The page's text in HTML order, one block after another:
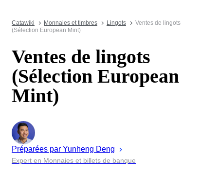
Catawiki Monnaies et timbres Lingots
Ventes de lingots
(Sélection European Mint)
Ventes de lingots
(Sélection European
Mint)
Préparées par Yunheng Deng
Expert en Monnaies et billets de banque